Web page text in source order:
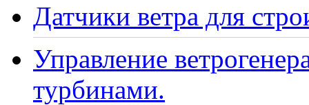
Датчики ветра для
Управление
турбинами.